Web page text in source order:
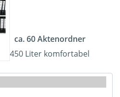
ca. 60 Aktenordner
450 Liter komfortabel